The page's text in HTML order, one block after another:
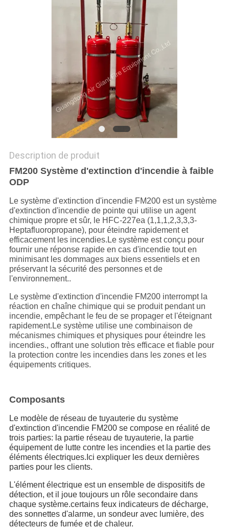
Description de produit
FM200 Système d'extinction d'incendie à faible
ODP
Le système d'extinction d'incendie FM200 est un système
d'extinction d'incendie de pointe qui utilise un agent
chimique propre et sûr, le HFC-227ea (1,1,1,2,3,3,3-
Heptafluoropropane), pour éteindre rapidement et
efficacement les incendies.Le système est conçu pour
fournir une réponse rapide en cas d'incendie tout en
minimisant les dommages aux biens essentiels et en
préservant la sécurité des personnes et de
l'environnement..
Le système d'extinction d'incendie FM200 interrompt la
réaction en chaîne chimique qui se produit pendant un
incendie, empêchant le feu de se propager et l'éteignant
rapidement.Le système utilise une combinaison de
mécanismes chimiques et physiques pour éteindre les
incendies., offrant une solution très efficace et fiable pour
la protection contre les incendies dans les zones et les
équipements critiques.
Composants
Le modèle de réseau de tuyauterie du système
d'extinction d'incendie FM200 se compose en réalité de
trois parties: la partie réseau de tuyauterie, la partie
équipement de lutte contre les incendies et la partie des
éléments électriques.Ici expliquer les deux dernières
parties pour les clients.
L'élément électrique est un ensemble de dispositifs de
détection, et il joue toujours un rôle secondaire dans
chaque système.certains feux indicateurs de décharge,
des sonnettes d'alarme, un sondeur avec lumière, des
détecteurs de fumée et de chaleur.